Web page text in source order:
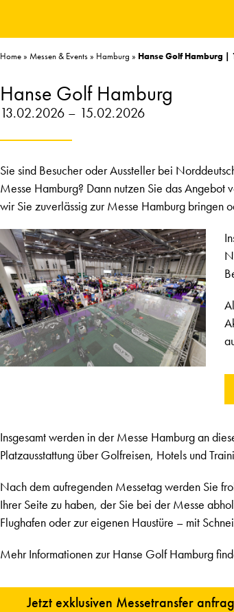
Home» Messen & Events» Hamburg » Hanse Golf Hamburg
Hanse Golf Hamburg
13.02.2026 – 15.02.2026
Sie sind Besucher oder Aussteller bei
Messe Hamburg? Dann nutzen Sie das Angebot
wir Sie zuverlässig zur Messe Hamburg bringen
Insgesamt werden in der Messe Hamburg an
Platzausstattung über Golfreisen, Hotels und
Nach dem aufregenden Messetag werden Sie
Ihrer Seite zu haben, der Sie bei der Messe
Flughafen oder zur eigenen Haustüre – mit
Mehr Informationen zur Hanse Golf Hamburg
Jetzt exklusiven Messetransfer